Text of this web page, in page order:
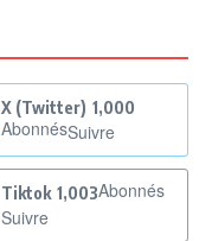
X (Twitter) 1,000
AbonnésSuivre
Tiktok 1,003Abonnés
Suivre